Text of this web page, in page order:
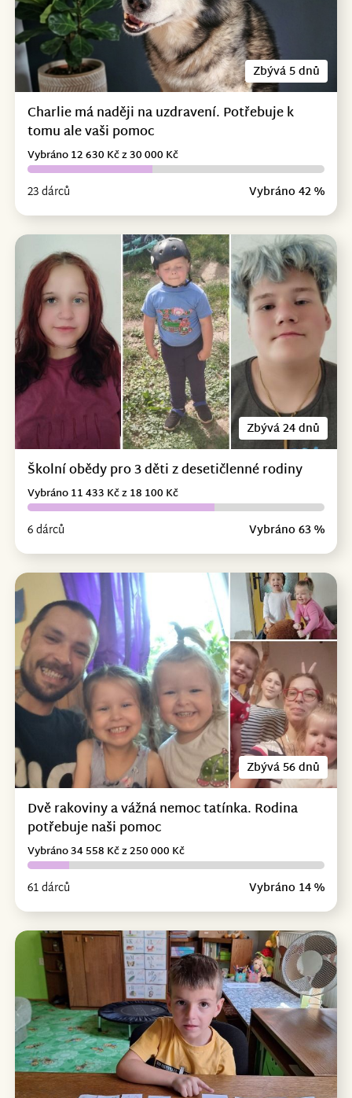
Zbývá 5 dnů
Charlie má naději na uzdravení. Potřebuje k
tomu ale vaši pomoc
23 dárců Vybráno 42 %
Vybráno 12 630 Kč z 30 000 Kč
Zbývá 24 dnů
Školní obědy pro 3 děti z desetičlenné rodiny
6 dárců Vybráno 63 %
Vybráno 11 433 Kč z 18 100 Kč
Zbývá 56 dnů
Dvě rakoviny a vážná nemoc tatínka. Rodina
potřebuje naši pomoc
61 dárců Vybráno 14 %
Vybráno 34 558 Kč z 250 000 Kč